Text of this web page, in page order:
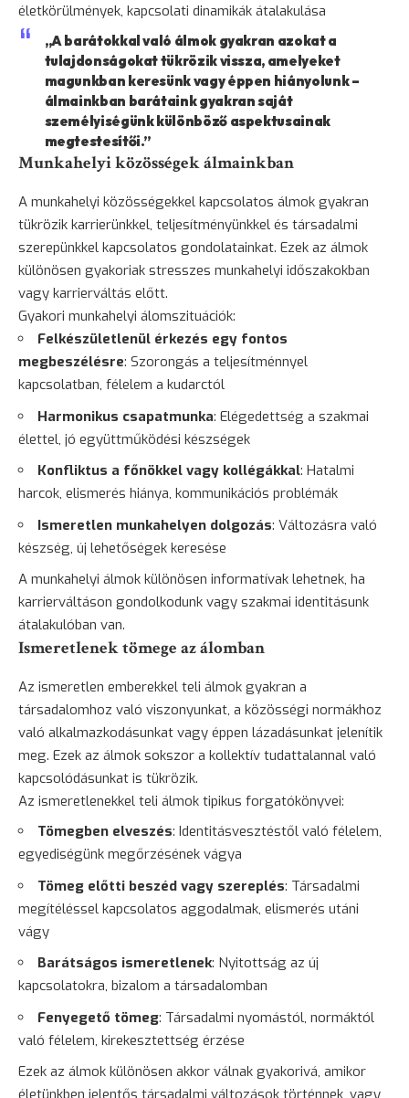
életkörülmények, kapcsolati dinamikák átalakulása
„A barátokkal való álmok gyakran azokat a
tulajdonságokat tükrözik vissza, amelyeket
magunkban keresünk vagy éppen hiányolunk –
álmainkban barátaink gyakran saját
személyiségünk különböző aspektusainak
megtestesítői.”
Munkahelyi közösségek álmainkban
A munkahelyi közösségekkel kapcsolatos álmok gyakran
tükrözik karrierünkkel, teljesítményünkkel és társadalmi
szerepünkkel kapcsolatos gondolatainkat. Ezek az álmok
különösen gyakoriak stresszes munkahelyi időszakokban
vagy karrierváltás előtt.
Gyakori munkahelyi álomszituációk:
Felkészületlenül érkezés egy fontos
megbeszélésre: Szorongás a teljesítménnyel
kapcsolatban, félelem a kudarctól
Harmonikus csapatmunka: Elégedettség a szakmai
élettel, jó együttműködési készségek
Konfliktus a főnökkel vagy kollégákkal: Hatalmi
harcok, elismerés hiánya, kommunikációs problémák
Ismeretlen munkahelyen dolgozás: Változásra való
készség, új lehetőségek keresése
A munkahelyi álmok különösen informatívak lehetnek, ha
karrierváltáson gondolkodunk vagy szakmai identitásunk
átalakulóban van.
Ismeretlenek tömege az álomban
Az ismeretlen emberekkel teli álmok gyakran a
társadalomhoz való viszonyunkat, a közösségi normákhoz
való alkalmazkodásunkat vagy éppen lázadásunkat jelenítik
meg. Ezek az álmok sokszor a kollektív tudattalannal való
kapcsolódásunkat is tükrözik.
Az ismeretlenekkel teli álmok tipikus forgatókönyvei:
Tömegben elveszés: Identitásvesztéstől való félelem,
egyediségünk megőrzésének vágya
Tömeg előtti beszéd vagy szereplés: Társadalmi
megítéléssel kapcsolatos aggodalmak, elismerés utáni
vágy
Barátságos ismeretlenek: Nyitottság az új
kapcsolatokra, bizalom a társadalomban
Fenyegető tömeg: Társadalmi nyomástól, normáktól
való félelem, kirekesztettség érzése
Ezek az álmok különösen akkor válnak gyakorivá, amikor